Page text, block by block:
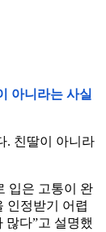
아니라는 사실
. 친딸이 아니라
입은 고통이 완
인정받기 어렵
많다”고 설명했